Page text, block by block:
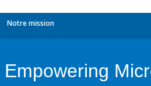
Notre mission
Empowering